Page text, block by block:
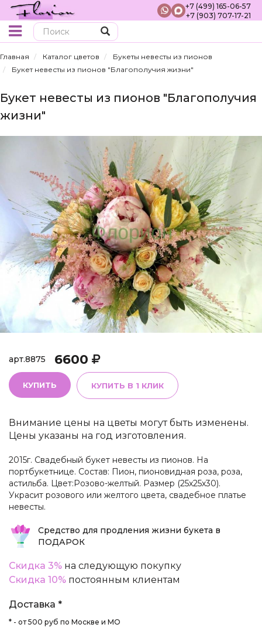
+7 (499) 165-06-57
+7 (903) 707-17-21
Главная Каталог цветов
Букеты невесты из пионов
Букет невесты из пионов "Благополучия жизни"
Букет невесты из пионов "Благополучия
жизни"
арт.8875 6600
КУПИТЬ КУПИТЬ В 1 КЛИК
Внимание цены на цветы могут быть изменены.
Цены указаны на год изготовления.
2015г. Свадебный букет невесты из пионов. На
портбукетнице. Состав: Пион, пионовидная роза, роза,
астильба. Цвет:Розово-желтый. Размер (25х25х30).
Украсит розового или желтого цвета, свадебное платье
невесты.
Средство для продления жизни букета в
ПОДАРОК
Скидка 3% на следующую покупку
Скидка 10% постоянным клиентам
Доставка *
* - от 500 руб по Москве и МО